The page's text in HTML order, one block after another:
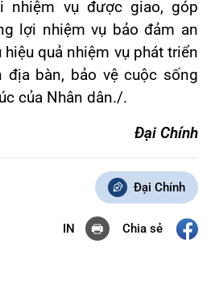
nhiệm vụ được giao, góp
lợi nhiệm vụ bảo đảm an
quả nhiệm vụ phát triển
địa bàn, bảo vệ cuộc sống
của Nhân dân./.
Đại Chính
Đại Chính
IN Chia sẻ